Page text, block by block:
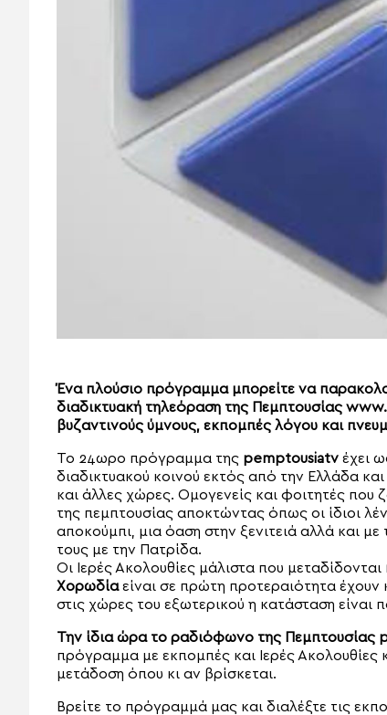
Ένα πλούσιο πρόγραμμα μπορείτε να
διαδικτυακή τηλεόραση της Πεμπτουσίας
βυζαντινούς ύμνους, εκπομπές λόγου και
Το 24ωρο πρόγραμμα της pemptousiatv έχει
διαδικτυακού κοινού εκτός από την Ελλάδα
και άλλες χώρες. Ομογενείς και φοιτητές
της πεμπτουσίας αποκτώντας όπως οι ίδιοι
αποκούμπι, μια όαση στην ξενιτειά αλλά και
τους με την Πατρίδα.
Οι Ιερές Ακολουθίες μάλιστα που μεταδίδονται
Χορωδίαείναι σε πρώτη προτεραιότητα
στις χώρες του εξωτερικού η κατάσταση είναι
Την ίδια ώρα το ραδιόφωνο της Πεμπτουσίας
πρόγραμμα με εκπομπές και Ιερές Ακολουθίες
μετάδοση όπου κι αν βρίσκεται.
Βρείτε το πρόγραμμά μας και διαλέξτε τις